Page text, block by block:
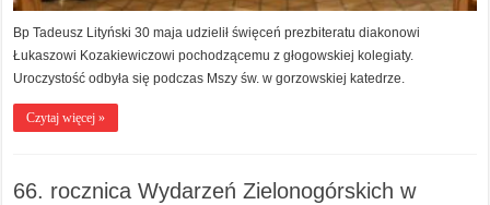
Bp Tadeusz Lityński 30 maja udzielił święceń prezbiteratu diakonowi
Łukaszowi Kozakiewiczowi pochodzącemu z głogowskiej kolegiaty.
Uroczystość odbyła się podczas Mszy św. w gorzowskiej katedrze.
Czytaj więcej »
66. rocznica Wydarzeń Zielonogórskich w